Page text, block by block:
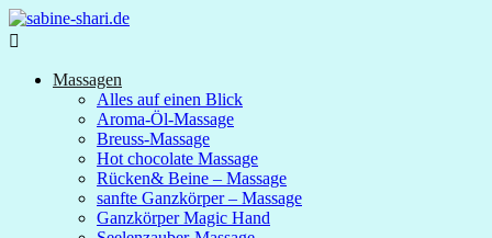

Massagen
Alles auf einen Blick
Aroma-Öl-Massage
Breuss-Massage
Hot chocolate Massage
Rücken& Beine – Massage
sanfte Ganzkörper – Massage
Ganzkörper Magic Hand